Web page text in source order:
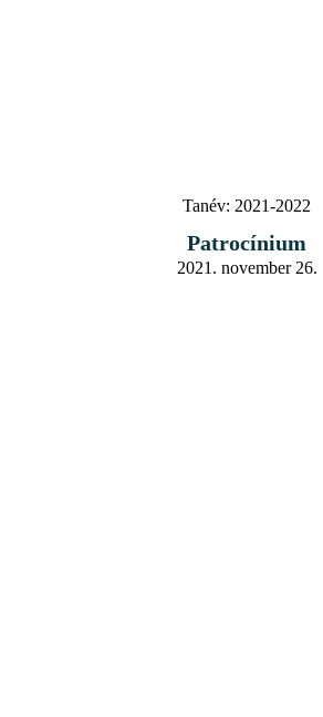
Tanév: 2021-2022
Patrocínium
2021. november 26.